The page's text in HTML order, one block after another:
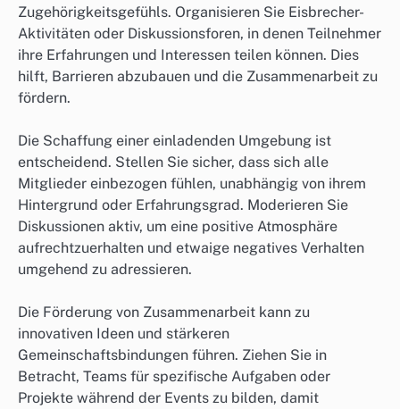
Zugehörigkeitsgefühls. Organisieren Sie Eisbrecher-
Aktivitäten oder Diskussionsforen, in denen Teilnehmer
ihre Erfahrungen und Interessen teilen können. Dies
hilft, Barrieren abzubauen und die Zusammenarbeit zu
fördern.
Die Schaffung einer einladenden Umgebung ist
entscheidend. Stellen Sie sicher, dass sich alle
Mitglieder einbezogen fühlen, unabhängig von ihrem
Hintergrund oder Erfahrungsgrad. Moderieren Sie
Diskussionen aktiv, um eine positive Atmosphäre
aufrechtzuerhalten und etwaige negatives Verhalten
umgehend zu adressieren.
Die Förderung von Zusammenarbeit kann zu
innovativen Ideen und stärkeren
Gemeinschaftsbindungen führen. Ziehen Sie in
Betracht, Teams für spezifische Aufgaben oder
Projekte während der Events zu bilden, damit